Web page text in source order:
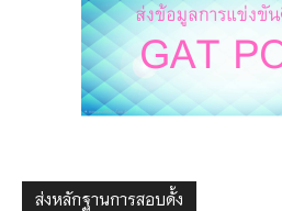
ส่งหลักฐานการสอบดั้ง